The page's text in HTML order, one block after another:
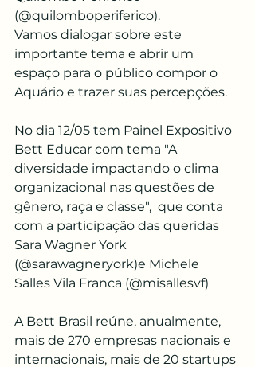
(@quilomboperiferico).
Vamos dialogar sobre este
importante tema e abrir um
espaço para o público compor o
Aquário e trazer suas percepções.
No dia 12/05 tem Painel Expositivo
Bett Educar com tema "A
diversidade impactando o clima
organizacional nas questões de
gênero, raça e classe",  que conta
com a participação das queridas
Sara Wagner York
(@sarawagneryork)e Michele
Salles Vila Franca (@misallesvf)
A Bett Brasil reúne, anualmente,
mais de 270 empresas nacionais e
internacionais, mais de 20 startups